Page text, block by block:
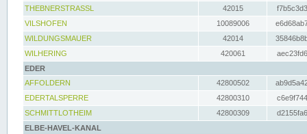
THEBNERSTRASSL
42015
VILSHOFEN
10089006
WILDUNGSMAUER
42014
WILHERING
420061
EDER
AFFOLDERN
42800502
EDERTALSPERRE
42800310
SCHMITTLOTHEIM
42800309
ELBE-HAVEL-KANAL